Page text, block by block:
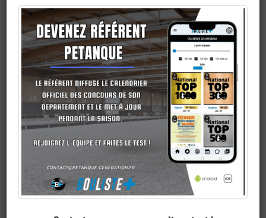
Publier un
concours
Ajouter un
club